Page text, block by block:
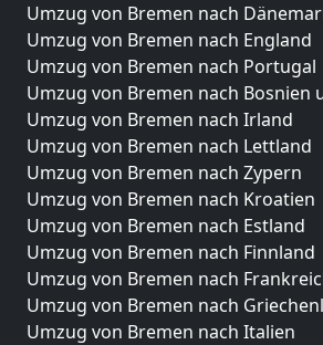
Umzug von Bremen nach
Umzug von Bremen nach England
Umzug von Bremen nach Portugal
Umzug von Bremen nach Bosnien
Umzug von Bremen nach Irland
Umzug von Bremen nach Lettland
Umzug von Bremen nach Zypern
Umzug von Bremen nach Kroatien
Umzug von Bremen nach Estland
Umzug von Bremen nach Finnland
Umzug von Bremen nach
Umzug von Bremen nach
Umzug von Bremen nach Italien